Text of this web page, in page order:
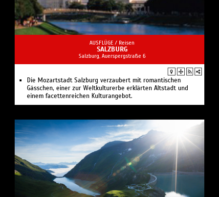
AUSFLÜGE / Reisen
SALZBURG
Salzburg, Auerspergstraße 6
Die Mozartstadt Salzburg verzaubert mit romantischen
Gässchen, einer zur Weltkulturerbe erklärten Altstadt und
einem facettenreichen Kulturangebot.